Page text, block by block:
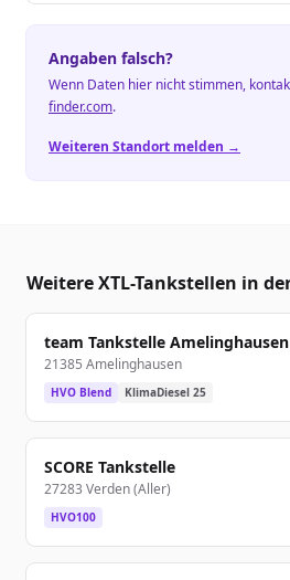
Angaben falsch?
Wenn Daten hier nicht stimmen,
finder.com.
Weiteren Standort melden →
Weitere XTL-Tankstellen in
team Tankstelle Amelinghausen
21385 Amelinghausen
HVO Blend KlimaDiesel 25
SCORE Tankstelle
27283 Verden (Aller)
HVO100